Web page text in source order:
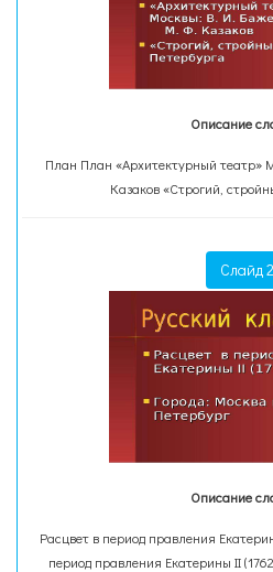
Описание
План План «Архитектурный театр»
Казаков «Строгий,
Слайд 2
Описание
Расцвет в период правления
период правления Екатерины II